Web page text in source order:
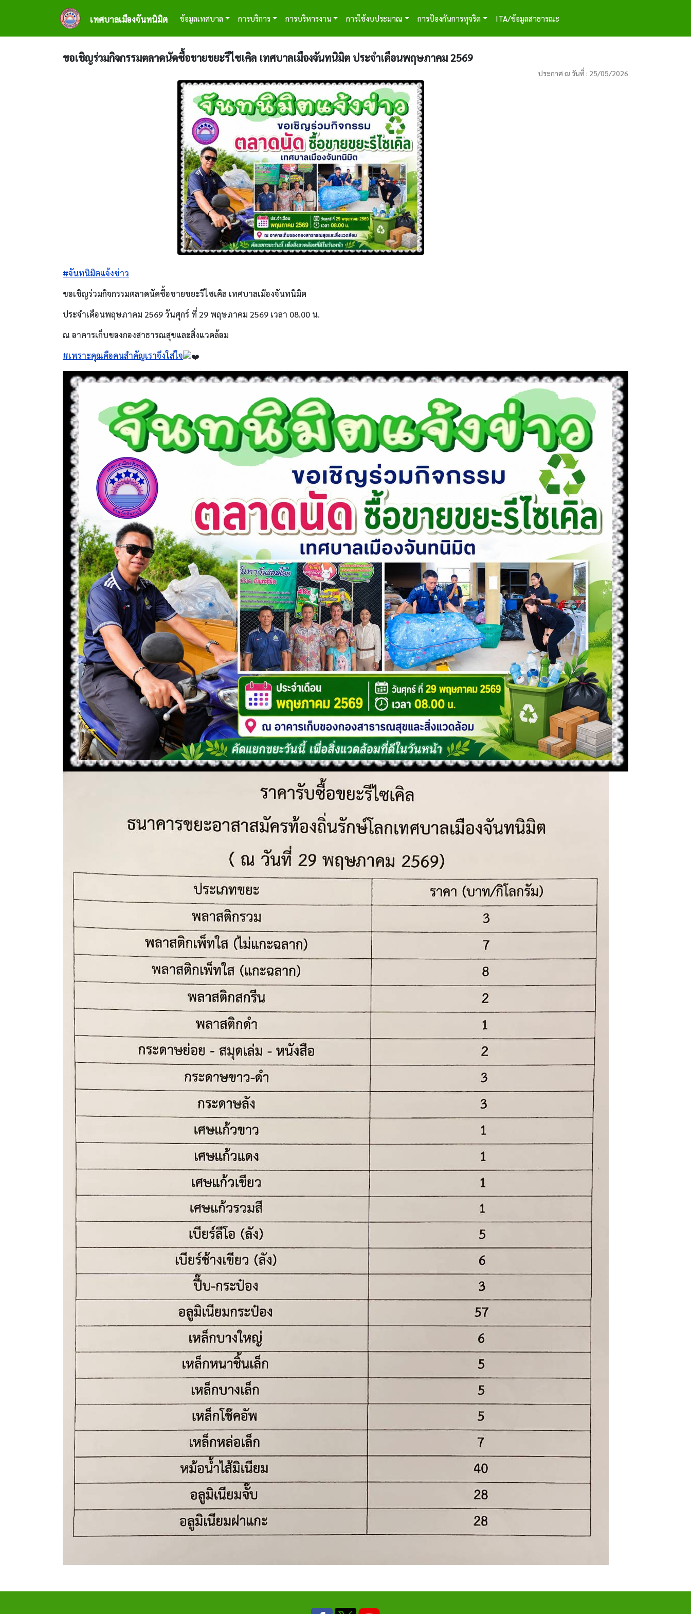
ข้ามไปยังเนื้อหาหลัก
เทศบาลเมืองจันทนิมิต
Main navigation
ข้อมูลเทศบาล การบริการ การบริหารงาน การใช้งบประมาณ การป้องกันการทุจริต ITA/ข้อมูลสาธารณะ
ขอเชิญร่วมกิจกรรมตลาดนัดซื้อขายขยะรีไซเคิล เทศบาลเมืองจันทนิมิต ประจำเดือนพฤษภาคม 2569
ประกาศ ณ วันที่ : 25/05/2026
#จันทนิมิตแจ้งข่าว
ขอเชิญร่วมกิจกรรมตลาดนัดซื้อขายขยะรีไซเคิล เทศบาลเมืองจันทนิมิต
ประจำเดือนพฤษภาคม 2569 วันศุกร์ ที่ 29 พฤษภาคม 2569 เวลา 08.00 น.
ณ อาคารเก็บของกองสาธารณสุขและสิ่งแวดล้อม
#เพราะคุณคือคนสำคัญเราจึงใส่ใจ